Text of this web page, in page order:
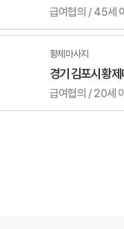
급여협의 / 45세
황제마사지
경기 김포시 황
급여협의 / 20세